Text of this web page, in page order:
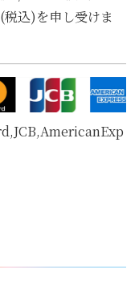
込)を申し受けま